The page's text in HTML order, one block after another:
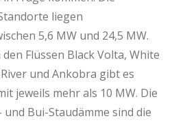
liegen
5,6 MW und 24,5 MW.
Flüssen Black Volta, White
und Ankobra gibt es
jeweils mehr als 10 MW. Die
Bui-Staudämme sind die